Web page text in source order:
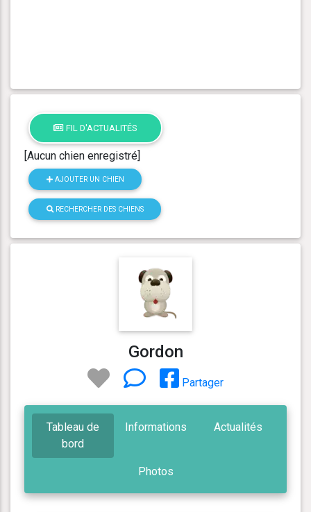
FIL D'ACTUALITÉS
[Aucun chien enregistré]
AJOUTER UN CHIEN
RECHERCHER DES CHIENS
Gordon
Partager
Tableau de
bord
Informations Actualités
Photos